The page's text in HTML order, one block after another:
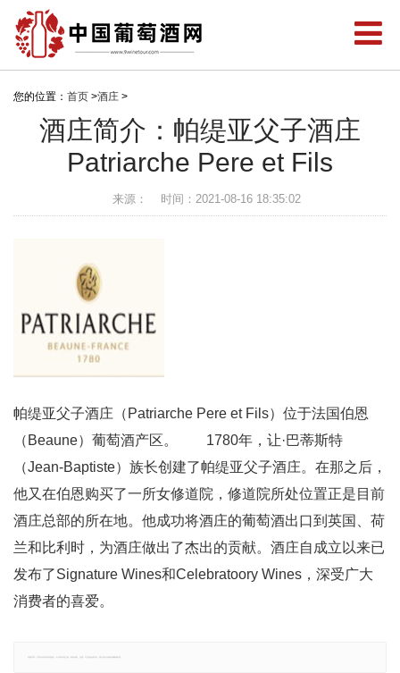
您的位置： 首页 >酒庄 >
酒庄简介：帕缇亚父子酒庄
Patriarche Pere et Fils
来源： 时间：2021-08-16 18:35:02
帕缇亚父子酒庄（Patriarche Pere et Fils）位于法国伯恩
（Beaune）葡萄酒产区。 1780年，让·巴蒂斯特
（Jean-Baptiste）族长创建了帕缇亚父子酒庄。在那之后，
他又在伯恩购买了一所女修道院，修道院所处位置正是目前
酒庄总部的所在地。他成功将酒庄的葡萄酒出口到英国、荷
兰和比利时，为酒庄做出了杰出的贡献。酒庄自成立以来已
发布了Signature Wines和Celebratoory Wines，深受广大
消费者的喜爱。